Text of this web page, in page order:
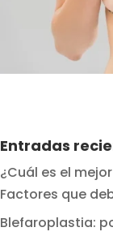
Entradas
¿Cuál es el
Factores que
Blefaroplastia: